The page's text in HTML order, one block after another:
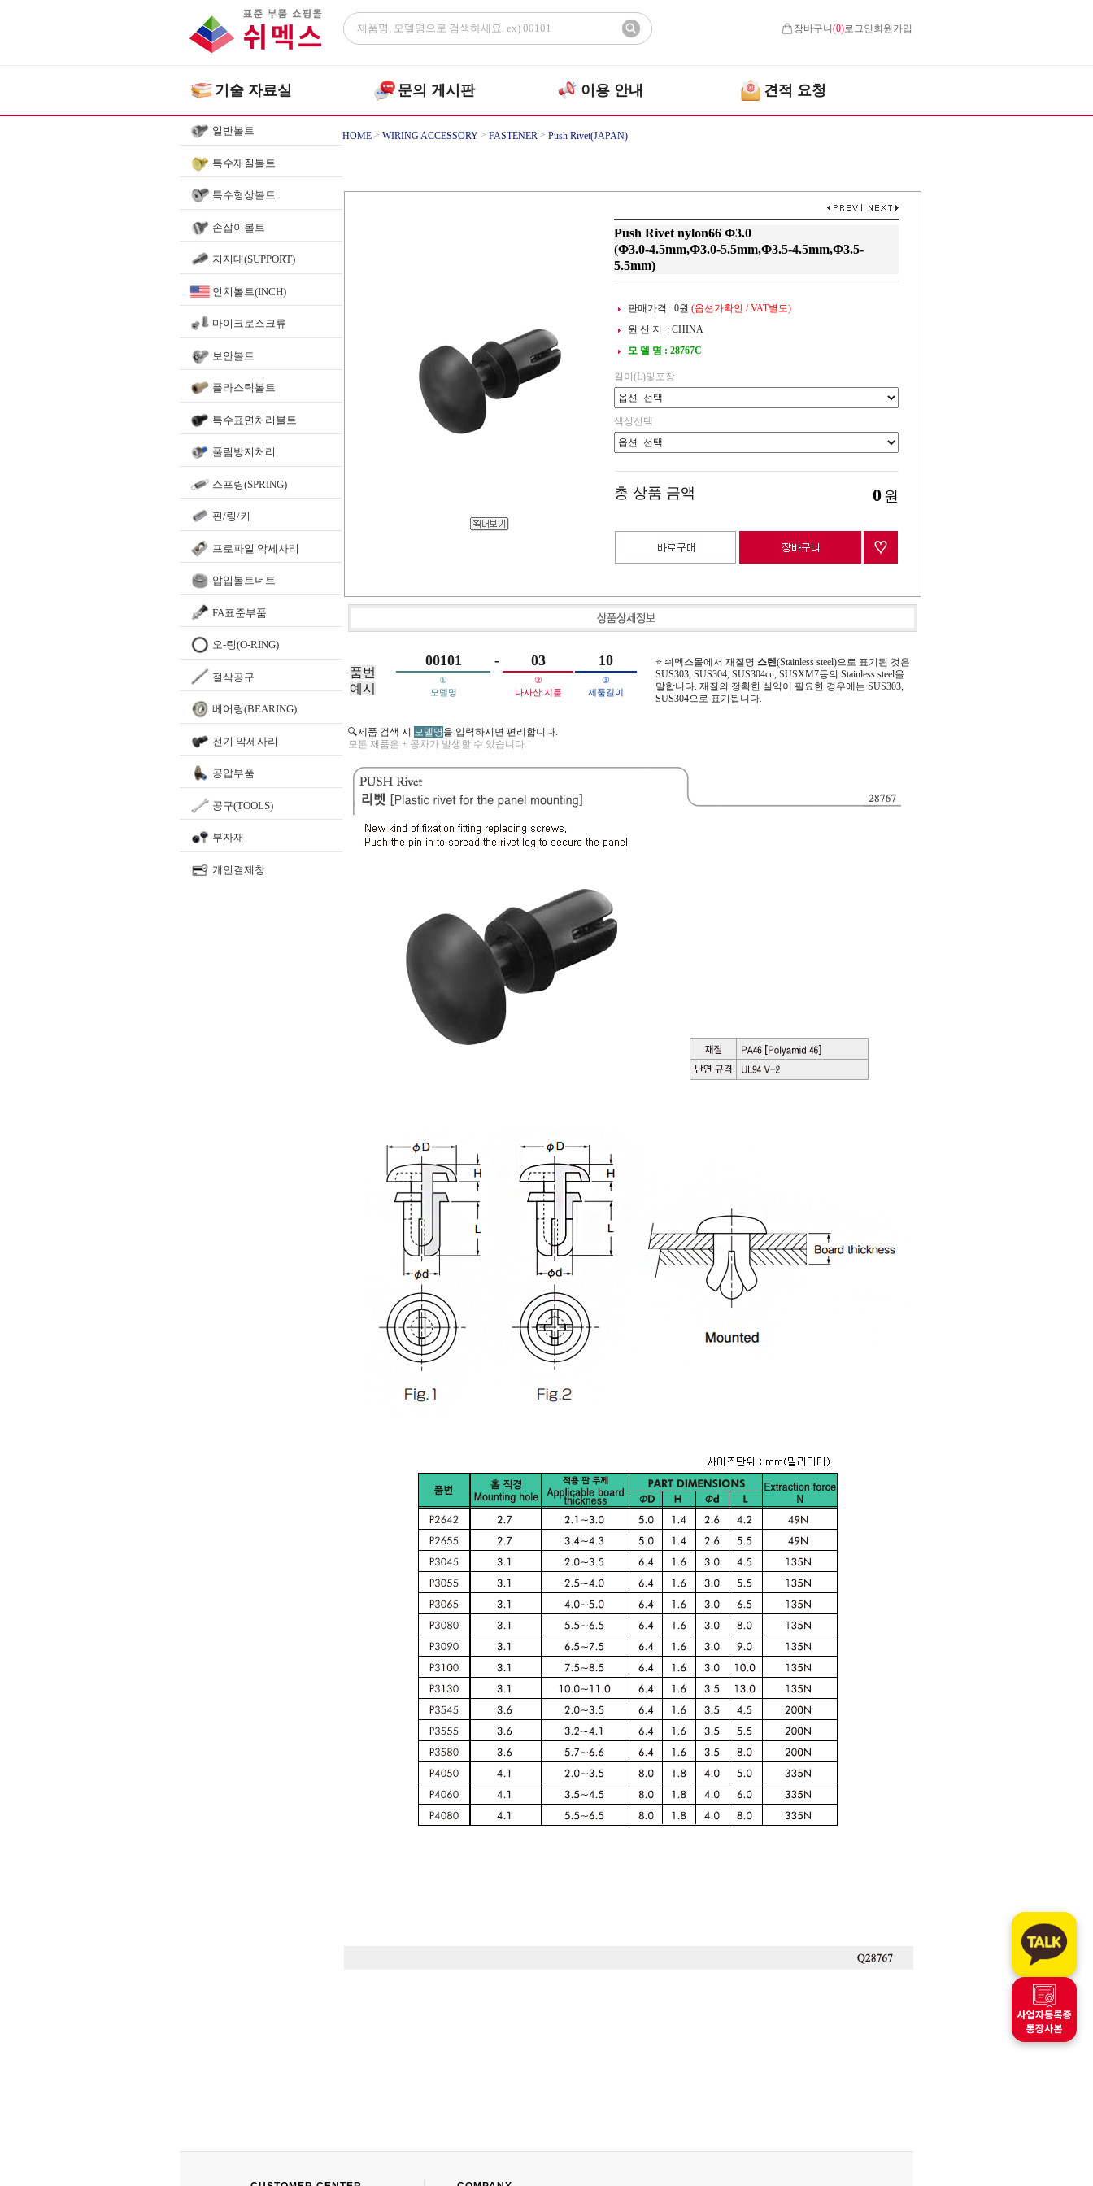
장바구니(0)로그인 회원가입
기술 자료실 문의 게시판 이용 안내 견적 요청
일반볼트
특수재질볼트
특수형상볼트
손잡이볼트
지지대(SUPPORT)
인치볼트(INCH)
마이크로스크류
보안볼트
플라스틱볼트
특수표면처리볼트
풀림방지처리
스프링(SPRING)
핀/링/키
프로파일 악세사리
압입볼트너트
FA표준부품
오-링(O-RING)
절삭공구
베어링(BEARING)
전기 악세사리
공압부품
공구(TOOLS)
부자재
개인결제창
HOME > WIRING ACCESSORY > FASTENER > Push Rivet(JAPAN)
Push Rivet nylon66 Φ3.0
(Φ3.0-4.5mm,Φ3.0-5.5mm,Φ3.5-4.5mm,Φ3.5-
5.5mm)
판매가격 : 0원 (옵션가확인 / VAT별도)
원 산 지 : CHINA
모 델 명 : 28767C
길이(L)및포장
색상선택
총 상품 금액 0 원
품번
예시
00101 - 03 10
①
모델명
②
나사산 지름
③
제품길이
⭐ 쉬멕스몰에서 재질명 스텐(Stainless steel)으로 표기된 것은
SUS303, SUS304, SUS304cu, SUSXM7등의 Stainless steel을
말합니다. 재질의 정확한 실익이 필요한 경우에는 SUS303,
SUS304으로 표기됩니다.
🔍제품 검색 시 모델명을 입력하시면 편리합니다.
모든 제품은 ± 공차가 발생할 수 있습니다.